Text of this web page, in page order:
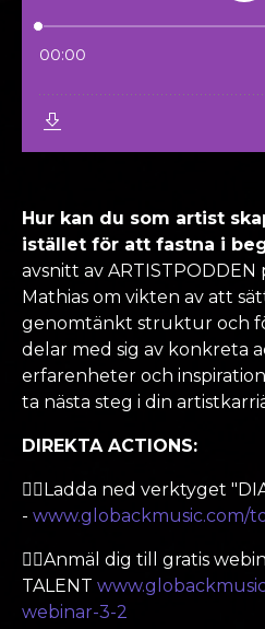
Hur kan du som artist
istället för att fastna i
avsnitt av
Mathias om vikten av att
genomtänkt struktur och
delar med sig av konkreta
erfarenheter och
ta nästa steg i din
DIREKTA ACTIONS:
👉🏽Ladda ned verktyget
- www.globackmusic.com/
👉🏽Anmäl dig till gratis
TALENT
webinar-3-2